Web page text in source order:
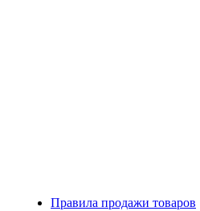
Правила продажи товаров